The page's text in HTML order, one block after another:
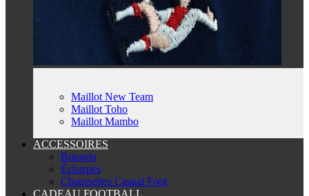
Maillot New Team
Maillot Toho
Maillot Mambo
ACCESSOIRES
Bonnets
Écharpes
Chaussettes Casual Foot
CADEAU FOOTBALL